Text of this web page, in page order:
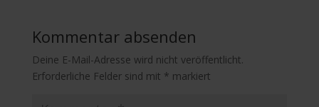
Kommentar absenden
Deine E-Mail-Adresse wird nicht veröffentlicht.
Erforderliche Felder sind mit * markiert